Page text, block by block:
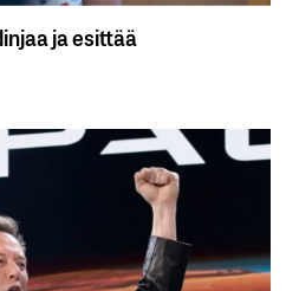
ja esittää